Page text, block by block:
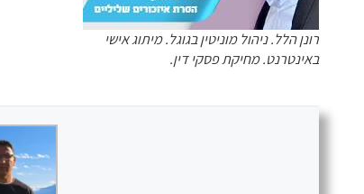
רונן הלל. ניהול מוניטין בגוגל. מיתוג אישי
באינטרנט. מחיקת פסקי דין.